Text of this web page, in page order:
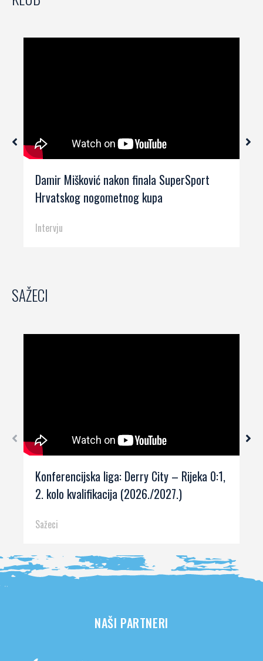
Damir Mišković nakon finala SuperSport
Hrvatskog nogometnog kupa
Intervju
SAŽECI
Konferencijska liga: Derry City – Rijeka 0:1,
2. kolo kvalifikacija (2026./2027.)
Sažeci
NAŠI PARTNERI